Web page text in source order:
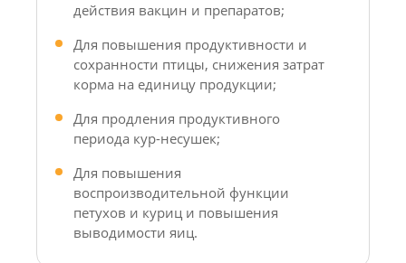
действия вакцин и препаратов;
Для повышения продуктивности и
сохранности птицы, снижения затрат
корма на единицу продукции;
Для продления продуктивного
периода кур-несушек;
Для повышения
воспроизводительной функции
петухов и куриц и повышения
выводимости яиц.